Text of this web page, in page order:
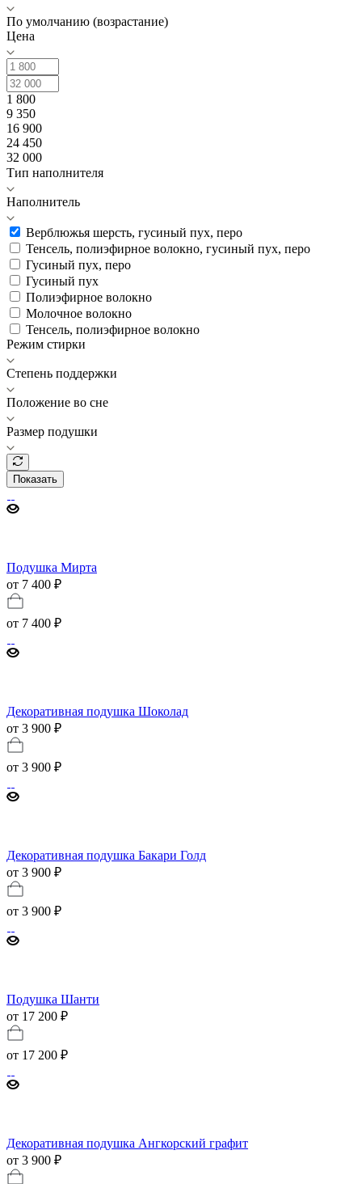
По умолчанию (возрастание)
Цена
1 800
9 350
16 900
24 450
32 000
Тип наполнителя
Наполнитель
Верблюжья шерсть, гусиный пух, перо
Тенсель, полиэфирное волокно, гусиный пух, перо
Гусиный пух, перо
Гусиный пух
Полиэфирное волокно
Молочное волокно
Тенсель, полиэфирное волокно
Режим стирки
Степень поддержки
Положение во сне
Размер подушки
Показать
Подушка Мирта
от 7 400 ₽
от 7 400 ₽
Декоративная подушка Шоколад
от 3 900 ₽
от 3 900 ₽
Декоративная подушка Бакари Голд
от 3 900 ₽
от 3 900 ₽
Подушка Шанти
от 17 200 ₽
от 17 200 ₽
Декоративная подушка Ангкорский графит
от 3 900 ₽